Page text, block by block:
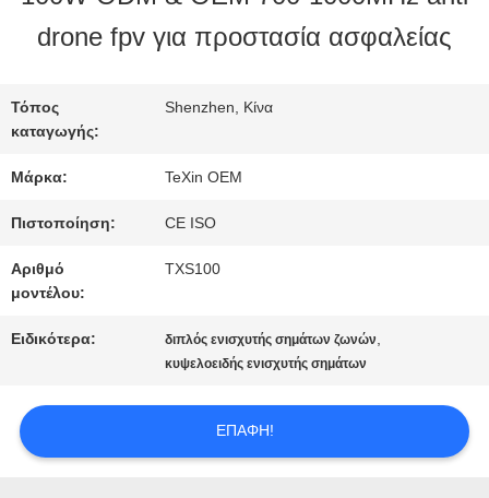
ΠΟΙΟΤΙΚΌΣ
ΈΛΕΓΧΟΣ
ΜΑΣ
ΕΛΆΤΕ
ΣΕ
ΕΠΑΦΉ
ΕΙΔΉΣΕΙΣ
drone fpv για προστασία ασφαλείας
Τόπος
καταγωγής:
Shenzhen, Κίνα
Μάρκα: TeXin OEM
Πιστοποίηση: CE ISO
Αριθμό
μοντέλου:
TXS100
Ειδικότερα: διπλός ενισχυτής σημάτων ζωνών,
κυψελοειδής ενισχυτής σημάτων
ΕΠΑΦΉ!